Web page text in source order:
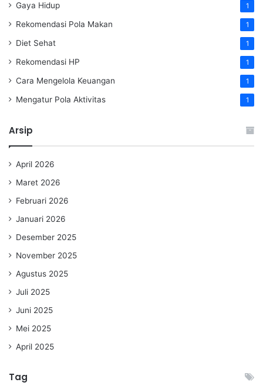
Gaya Hidup 1
Rekomendasi Pola Makan 1
Diet Sehat 1
Rekomendasi HP 1
Cara Mengelola Keuangan 1
Mengatur Pola Aktivitas 1
Arsip
April 2026
Maret 2026
Februari 2026
Januari 2026
Desember 2025
November 2025
Agustus 2025
Juli 2025
Juni 2025
Mei 2025
April 2025
Tag